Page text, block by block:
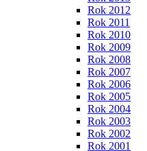
Rok 2012
Rok 2011
Rok 2010
Rok 2009
Rok 2008
Rok 2007
Rok 2006
Rok 2005
Rok 2004
Rok 2003
Rok 2002
Rok 2001